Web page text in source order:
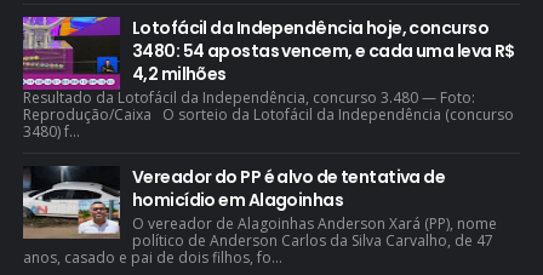
Lotofácil da Independência hoje, concurso
3480: 54 apostas vencem, e cada uma leva R$
4,2 milhões
Resultado da Lotofácil da Independência, concurso 3.480 — Foto:
Reprodução/Caixa O sorteio da Lotofácil da Independência (concurso
3480) f...
Vereador do PP é alvo de tentativa de
homicídio em Alagoinhas
O vereador de Alagoinhas Anderson Xará (PP), nome
político de Anderson Carlos da Silva Carvalho, de 47
anos, casado e pai de dois filhos, fo...